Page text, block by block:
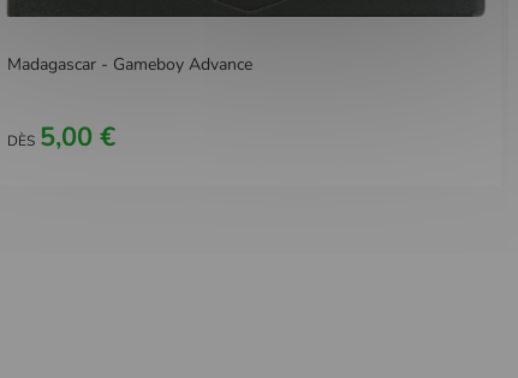
Madagascar - Gameboy Advance
DÈS 5,00 €